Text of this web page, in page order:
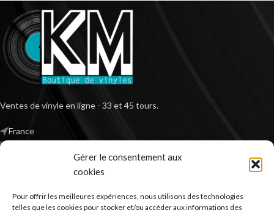
Gérer le consentement aux
cookies
Pour offrir les meilleures expériences, nous utilisons des technologies
telles que les cookies pour stocker et/ou accéder aux informations des
Ventes de vinyle en ligne - 33 et 45 tours.
France
*TVA non applicable – article 293 B du CGI